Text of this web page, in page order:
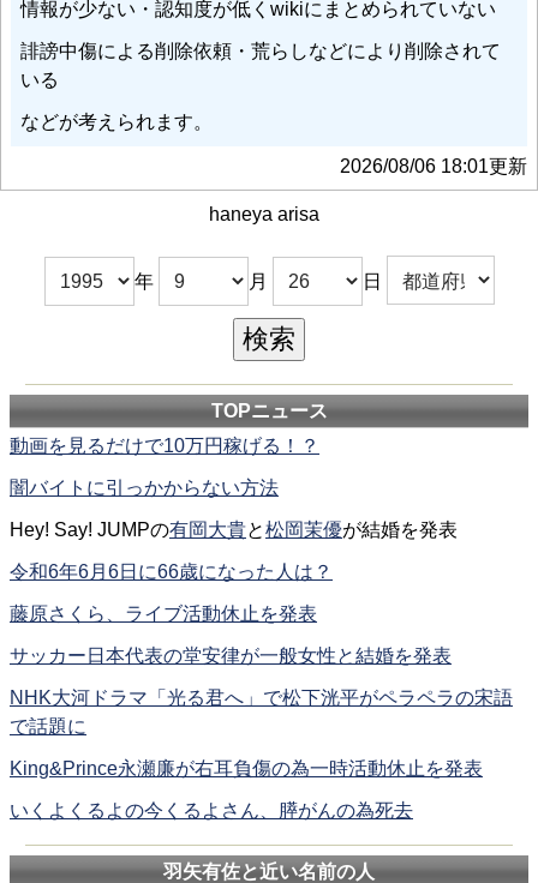
情報が少ない・認知度が低くwikiにまとめられていない
誹謗中傷による削除依頼・荒らしなどにより削除されて
いる
などが考えられます。
2026/08/06 18:01更新
haneya arisa
年 月 日
TOPニュース
動画を見るだけで10万円稼げる！？
闇バイトに引っかからない方法
Hey! Say! JUMPの有岡大貴と松岡茉優が結婚を発表
令和6年6月6日に66歳になった人は？
藤原さくら、ライブ活動休止を発表
サッカー日本代表の堂安律が一般女性と結婚を発表
NHK大河ドラマ「光る君へ」で松下洸平がペラペラの宋語
で話題に
King&Prince永瀬廉が右耳負傷の為一時活動休止を発表
いくよくるよの今くるよさん、膵がんの為死去
羽矢有佐と近い名前の人